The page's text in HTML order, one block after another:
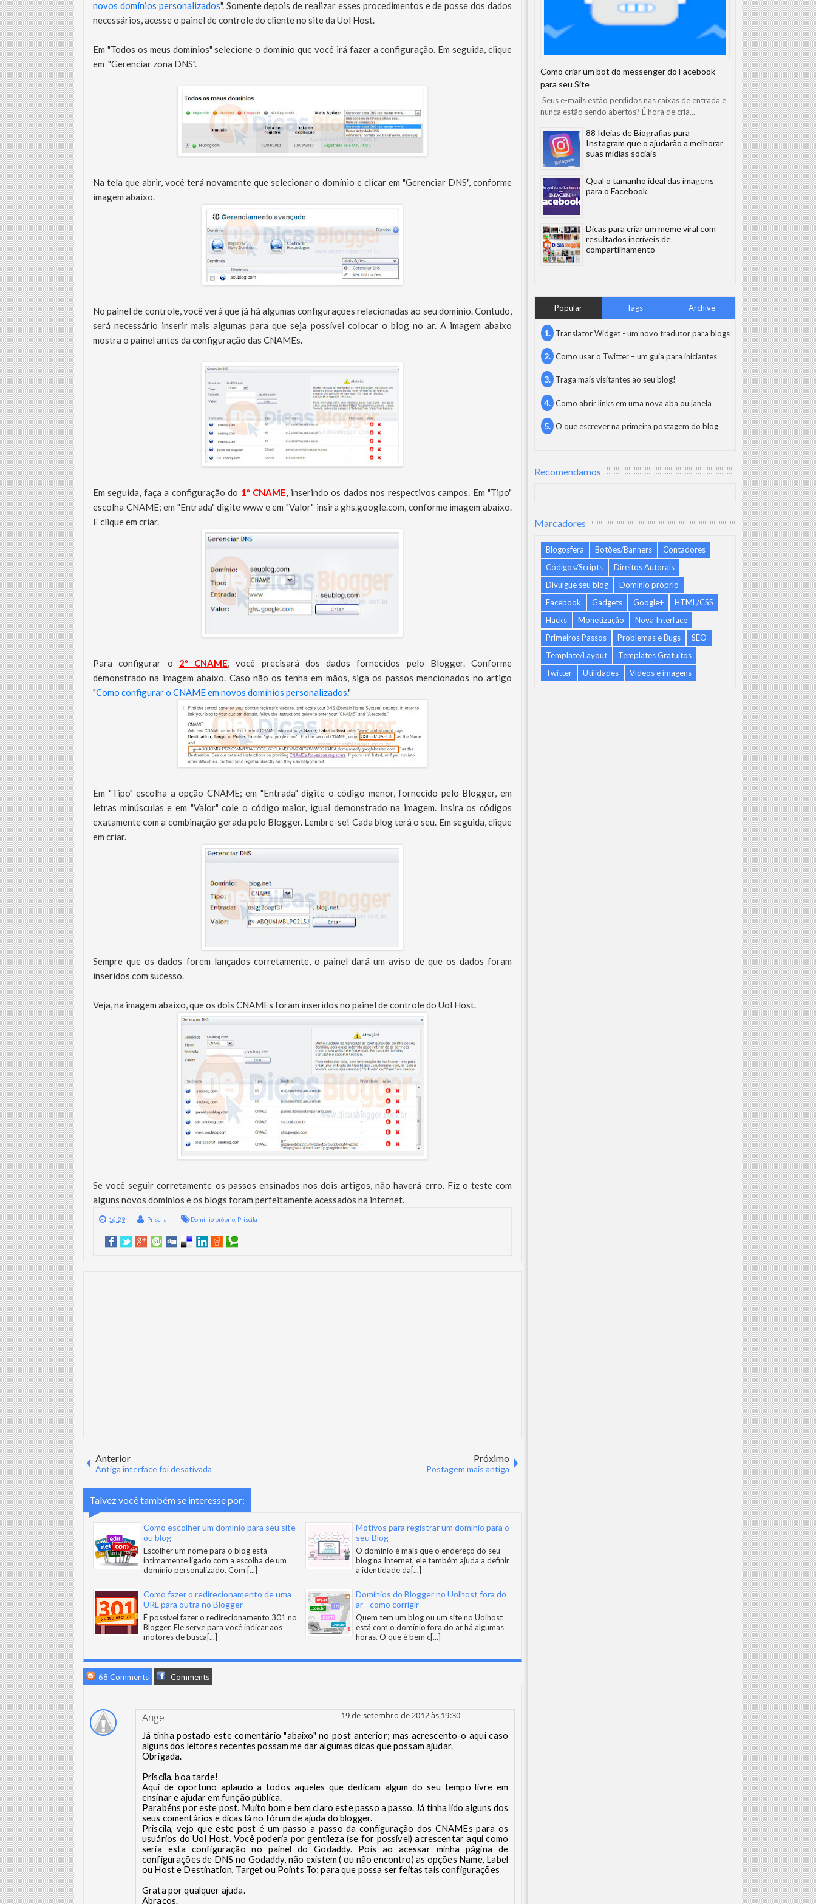
novos domínios personalizados". Somente depois de realizar esses procedimentos e de posse dos dados
necessários, acesse o painel de controle do cliente no site da Uol Host.
Em "Todos os meus domínios" selecione o domínio que você irá fazer a configuração. Em seguida, clique
em "Gerenciar zona DNS".
Na tela que abrir, você terá novamente que selecionar o domínio e clicar em "Gerenciar DNS", conforme
imagem abaixo.
No painel de controle, você verá que já há algumas configurações relacionadas ao seu domínio. Contudo,
será necessário inserir mais algumas para que seja possível colocar o blog no ar. A imagem abaixo
mostra o painel antes da configuração das CNAMEs.
Em seguida, faça a configuração do 1º CNAME, inserindo os dados nos respectivos campos. Em "Tipo"
escolha CNAME; em "Entrada" digite www e em "Valor" insira ghs.google.com, conforme imagem abaixo.
E clique em criar.
Para configurar o 2º CNAME, você precisará dos dados fornecidos pelo Blogger. Conforme
demonstrado na imagem abaixo. Caso não os tenha em mãos, siga os passos mencionados no artigo
"Como configurar o CNAME em novos domínios personalizados."
Em "Tipo" escolha a opção CNAME; em "Entrada" digite o código menor, fornecido pelo Blogger, em
letras minúsculas e em "Valor" cole o código maior, igual demonstrado na imagem. Insira os códigos
exatamente com a combinação gerada pelo Blogger. Lembre-se! Cada blog terá o seu. Em seguida, clique
em criar.
Sempre que os dados forem lançados corretamente, o painel dará um aviso de que os dados foram
inseridos com sucesso.
Veja, na imagem abaixo, que os dois CNAMEs foram inseridos no painel de controle do Uol Host.
Se você seguir corretamente os passos ensinados nos dois artigos, não haverá erro. Fiz o teste com
alguns novos domínios e os blogs foram perfeitamente acessados na internet.
16:29 Priscila Domínio próprio Priscila
Anterior
Antiga interface foi desativada
Próximo
Postagem mais antiga
Talvez você também se interesse por:
Como escolher um domínio para seu site
ou blog
Escolher um nome para o blog está
intimamente ligado com a escolha de um
domínio personalizado. Com [...]
Motivos para registrar um domínio para o
seu Blog
O domínio é mais que o endereço do seu
blog na Internet, ele também ajuda a definir
a identidade da[...]
Como fazer o redirecionamento de uma
URL para outra no Blogger
É possível fazer o redirecionamento 301 no
Blogger. Ele serve para você indicar aos
motores de busca[...]
Domínios do Blogger no Uolhost fora do
ar - como corrigir
Quem tem um blog ou um site no Uolhost
está com o domínio fora do ar há algumas
horas. O que é bem c[...]
68 Comments Comments
Ange 19 de setembro de 2012 às 19:30
Já tinha postado este comentário "abaixo" no post anterior; mas acrescento-o aqui caso
alguns dos leitores recentes possam me dar algumas dicas que possam ajudar.
Obrigada.
Priscila, boa tarde!
Aqui de oportuno aplaudo a todos aqueles que dedicam algum do seu tempo livre em
ensinar e ajudar em função pública.
Parabéns por este post. Muito bom e bem claro este passo a passo. Já tinha lido alguns dos
seus comentários e dicas lá no fórum de ajuda do blogger.
Priscila, vejo que este post é um passo a passo da configuração dos CNAMEs para os
usuários do Uol Host. Você poderia por gentileza (se for possível) acrescentar aqui como
seria esta configuração no painel do Godaddy. Pois ao acessar minha página de
configurações de DNS no Godaddy, não existem ( ou não encontro) as opções Name, Label
ou Host e Destination, Target ou Points To; para que possa ser feitas tais configurações
Grata por qualquer ajuda.
Abraços.
Como criar um bot do messenger do Facebook
para seu Site
Seus e-mails estão perdidos nas caixas de entrada e
nunca estão sendo abertos? É hora de cria...
88 Ideias de Biografias para
Instagram que o ajudarão a melhorar
suas mídias sociais
Qual o tamanho ideal das imagens
para o Facebook
Dicas para criar um meme viral com
resultados incríveis de
compartilhamento
Popular Tags Archive
Translator Widget - um novo tradutor para blogs
Como usar o Twitter – um guia para iniciantes
Traga mais visitantes ao seu blog!
Como abrir links em uma nova aba ou janela
O que escrever na primeira postagem do blog
Recomendamos
Marcadores
Blogosfera Botões/Banners
Contadores
Códigos/Scripts
Direitos Autorais
Divulgue seu blog
Domínio próprio
Facebook
Gadgets Google+
HTML/CSS
Hacks
Monetização
Nova Interface
Primeiros Passos
Problemas e Bugs
SEO
Template/Layout
Templates Gratuitos
Twitter
Utilidades Vídeos e imagens